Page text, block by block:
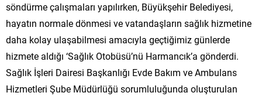
söndürme çalışmaları yapılırken, Büyükşehir Belediyesi,
hayatın normale dönmesi ve vatandaşların sağlık hizmetine
daha kolay ulaşabilmesi amacıyla geçtiğimiz günlerde
hizmete aldığı ‘Sağlık Otobüsü’nü Harmancık’a gönderdi.
Sağlık İşleri Dairesi Başkanlığı Evde Bakım ve Ambulans
Hizmetleri Şube Müdürlüğü sorumluluğunda oluşturulan